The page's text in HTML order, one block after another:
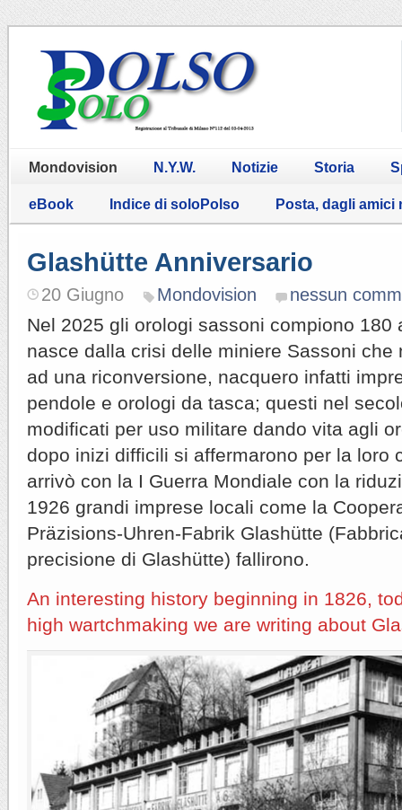
Mondovision N.Y.W. Notizie Storia
eBook Indice di soloPolso Posta, dagli amici
Glashütte Anniversario
20 Giugno Mondovision nessun
Nel 2025 gli orologi sassoni compiono 180
nasce dalla crisi delle miniere Sassoni che
ad una riconversione, nacquero infatti
pendole e orologi da tasca; questi nel
modificati per uso militare dando vita agli
dopo inizi difficili si affermarono per la loro
arrivò con la I Guerra Mondiale con la
1926 grandi imprese locali come la
Präzisions-Uhren-Fabrik Glashütte
precisione di Glashütte) fallirono.
An interesting history beginning in 1826,
high wartchmaking we are writing about